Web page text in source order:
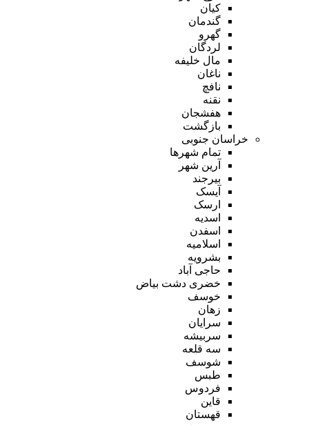
کیان
گندمان
گهرو
لردگان
مال خلیفه
ناغان
نافچ
نقنه
هفشجان
بازگشت
خراسان جنوبی
تمام شهر‌ها
آرین شهر
بیرجند
آیسک
ارسک
اسدیه
اسفدن
اسلامیه
بشرویه
حاجی آباد
خضری دشت بیاض
خوسف
زهان
سرایان
سربیشه
سه قلعه
شوسف
طبس
فردوس
قاین
قهستان